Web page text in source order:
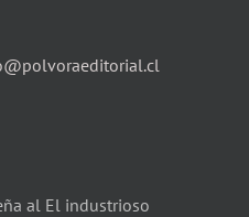
al El industrioso